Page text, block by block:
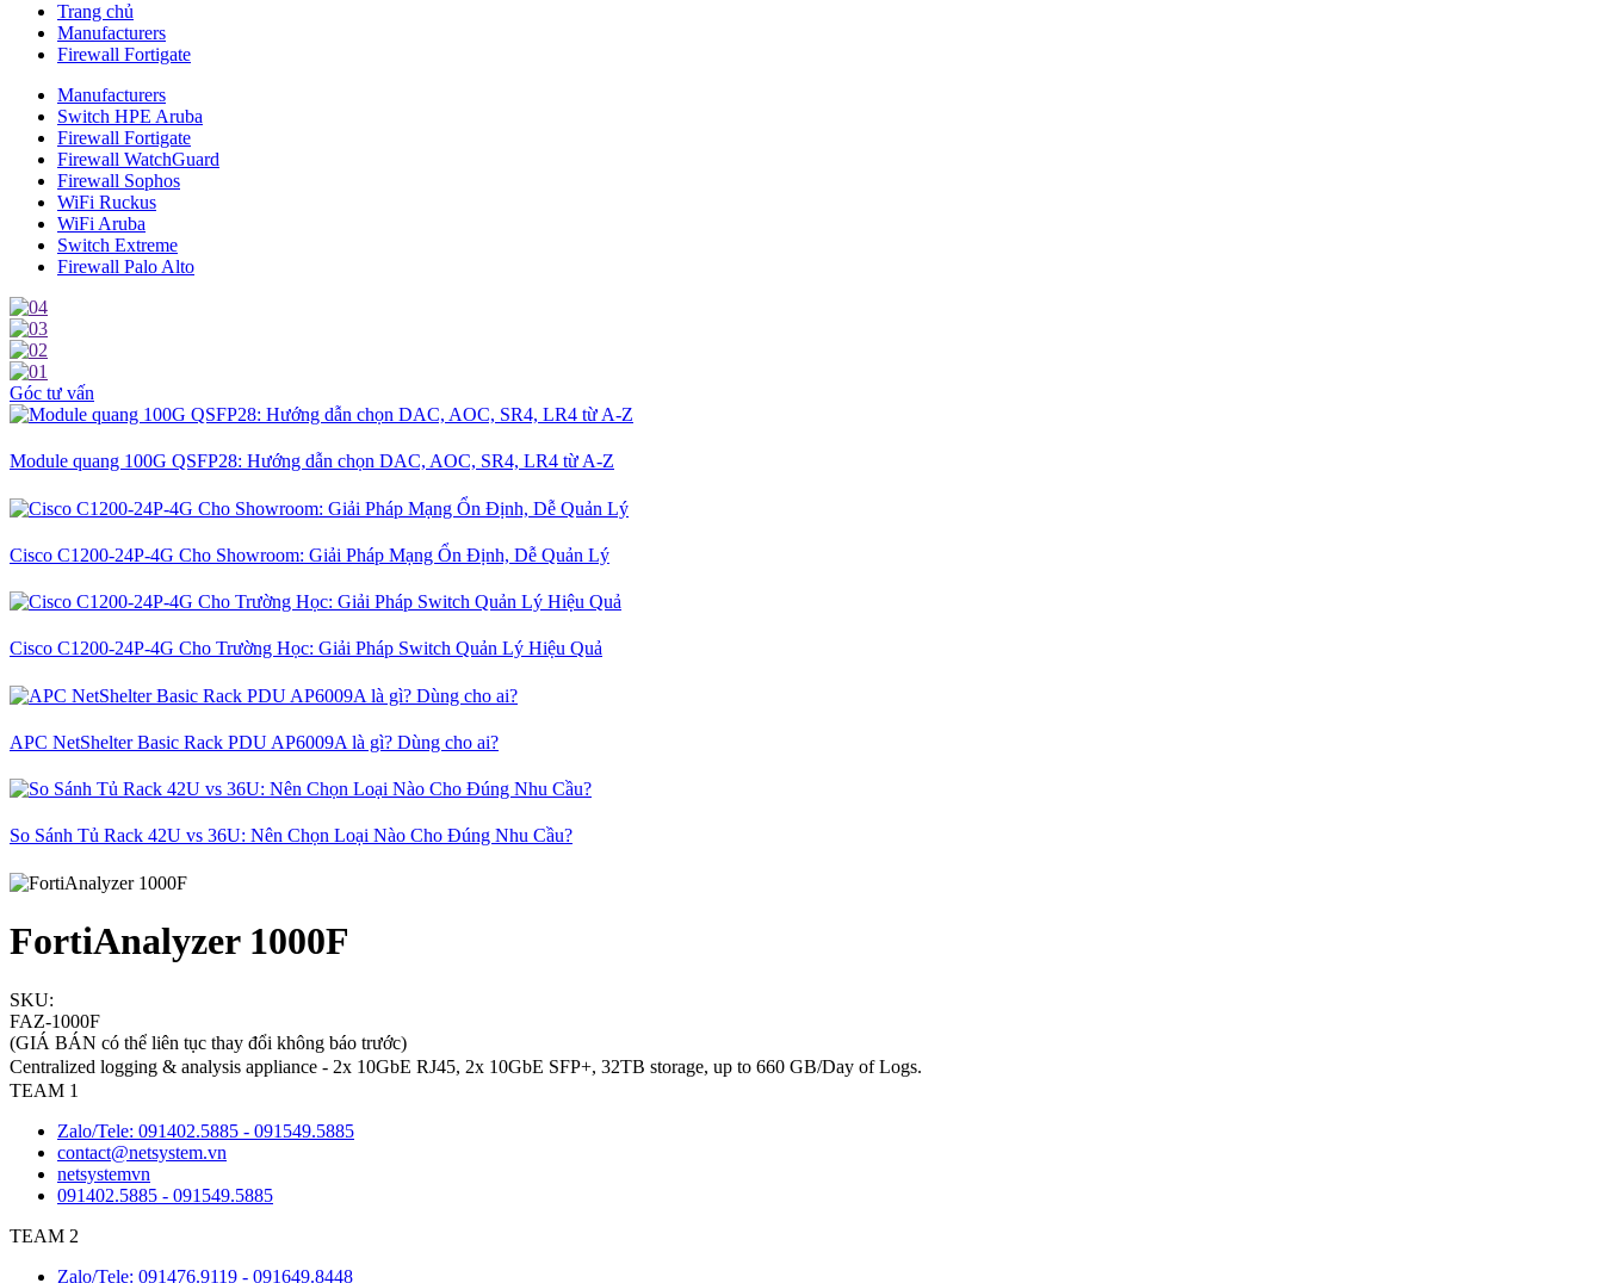
Trang chủ
Manufacturers
Firewall Fortigate
Manufacturers
Switch HPE Aruba
Firewall Fortigate
Firewall WatchGuard
Firewall Sophos
WiFi Ruckus
WiFi Aruba
Switch Extreme
Firewall Palo Alto
Góc tư vấn
Module quang 100G QSFP28: Hướng dẫn chọn DAC, AOC, SR4, LR4 từ A-Z
Cisco C1200-24P-4G Cho Showroom: Giải Pháp Mạng Ổn Định, Dễ Quản Lý
Cisco C1200-24P-4G Cho Trường Học: Giải Pháp Switch Quản Lý Hiệu Quả
APC NetShelter Basic Rack PDU AP6009A là gì? Dùng cho ai?
So Sánh Tủ Rack 42U vs 36U: Nên Chọn Loại Nào Cho Đúng Nhu Cầu?
FortiAnalyzer 1000F
SKU:
FAZ-1000F
(GIÁ BÁN có thể liên tục thay đổi không báo trước)
Centralized logging & analysis appliance - 2x 10GbE RJ45, 2x 10GbE SFP+, 32TB storage, up to 660 GB/Day of Logs.
TEAM 1
Zalo/Tele: 091402.5885 - 091549.5885
contact@netsystem.vn
netsystemvn
091402.5885 - 091549.5885
TEAM 2
Zalo/Tele: 091476.9119 - 091649.8448